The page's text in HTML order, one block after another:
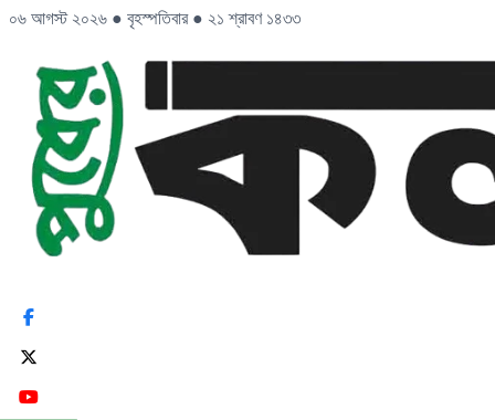
০৬ আগস্ট ২০২৬ ● বৃহস্পতিবার ● ২১ শ্রাবণ ১৪৩৩